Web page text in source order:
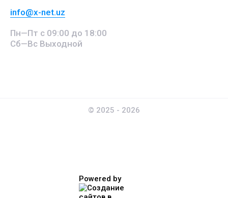
info@x-net.uz
Пн—Пт с 09:00 до 18:00
Сб—Вс Выходной
© 2025 - 2026
Powered by